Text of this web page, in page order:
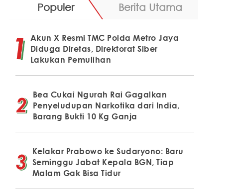
Populer Berita Utama
Akun X Resmi TMC Polda Metro Jaya
Diduga Diretas, Direktorat Siber
Lakukan Pemulihan
Bea Cukai Ngurah Rai Gagalkan
Penyeludupan Narkotika dari India,
Barang Bukti 10 Kg Ganja
Kelakar Prabowo ke Sudaryono: Baru
Seminggu Jabat Kepala BGN, Tiap
Malam Gak Bisa Tidur